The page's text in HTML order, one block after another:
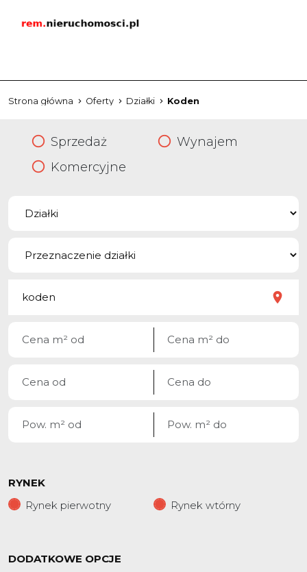
Strona główna Oferty Działki Koden
Sprzedaż
Wynajem
Komercyjne
RYNEK
Rynek pierwotny
Rynek wtórny
DODATKOWE OPCJE